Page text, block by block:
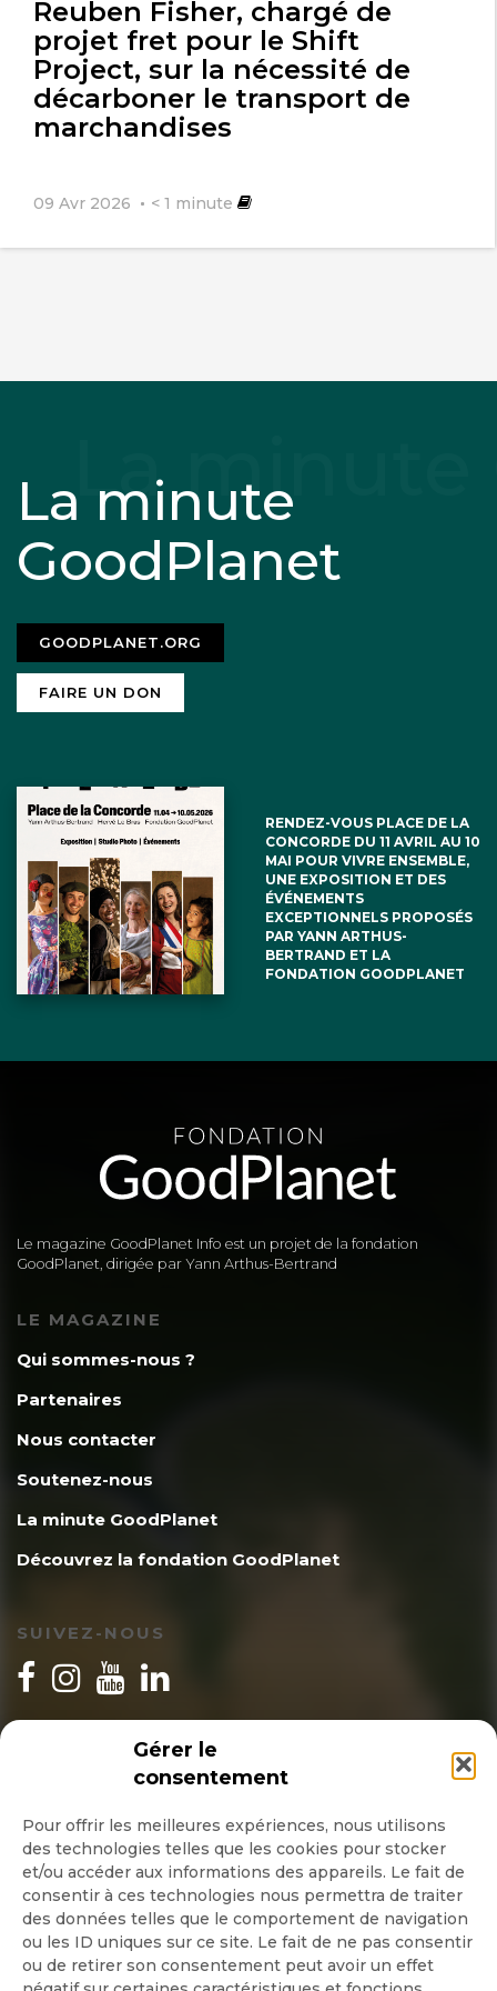
Gérer le
consentement
Pour offrir les meilleures expériences, nous utilisons
des technologies telles que les cookies pour stocker
et/ou accéder aux informations des appareils. Le fait de
consentir à ces technologies nous permettra de traiter
des données telles que le comportement de navigation
ou les ID uniques sur ce site. Le fait de ne pas consentir
ou de retirer son consentement peut avoir un effet
Reuben Fisher, chargé de
projet fret pour le Shift
Project, sur la nécessité de
décarboner le transport de
marchandises
09 Avr 2026 < 1 minute
La minute
GoodPlanet
GOODPLANET.ORG
FAIRE UN DON
RENDEZ-VOUS PLACE DE LA
CONCORDE DU 11 AVRIL AU 10
MAI POUR VIVRE ENSEMBLE,
UNE EXPOSITION ET DES
ÉVÉNEMENTS
EXCEPTIONNELS PROPOSÉS
PAR YANN ARTHUS-
BERTRAND ET LA
FONDATION GOODPLANET
Le magazine GoodPlanet Info est un projet de la fondation
GoodPlanet, dirigée par Yann Arthus-Bertrand
LE MAGAZINE
Qui sommes-nous ?
Partenaires
Nous contacter
Soutenez-nous
La minute GoodPlanet
Découvrez la fondation GoodPlanet
SUIVEZ-NOUS
INSCRIPTION NEWSLETTER
Quotidienne
Hebdo
OK